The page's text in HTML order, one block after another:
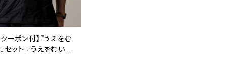
ーポン付】『うえをむ
セット 『うえをむいて